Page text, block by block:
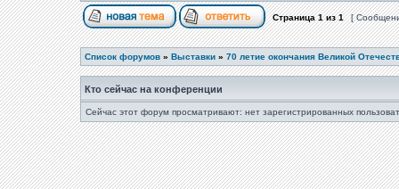
Страница1из1 [
Список форумов » Выставки » 70 летие окончания Великой
Кто сейчас на конференции
Сейчас этот форум просматривают: нет зарегистрированных